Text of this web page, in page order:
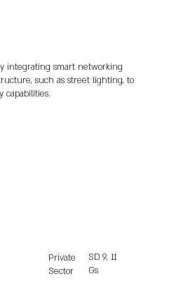
integrating smart networking
such as street lighting, to
capabilities.
Private
Sector
SD
Gs
9, 11